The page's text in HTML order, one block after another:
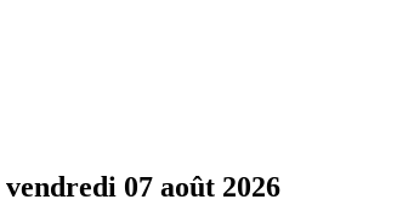
vendredi 07 août 2026